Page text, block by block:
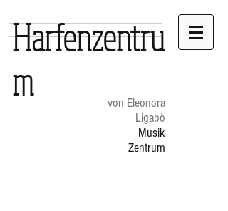
von Eleonora
Ligabò
Musik
Zentrum
Harfenzentru
m